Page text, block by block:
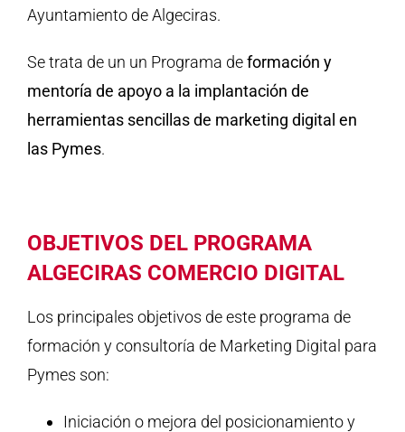
Ayuntamiento de Algeciras.
Se trata de un un Programa deformación y
mentoría de apoyo a la implantación de
herramientas sencillas de marketing digital en
las Pymes.
OBJETIVOS DEL PROGRAMA
ALGECIRAS COMERCIO DIGITAL
Los principales objetivos de este programa de
formación y consultoría de Marketing Digital para
Pymes son:
Iniciación o mejora del posicionamiento y